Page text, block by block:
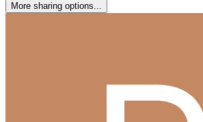
More sharing options...